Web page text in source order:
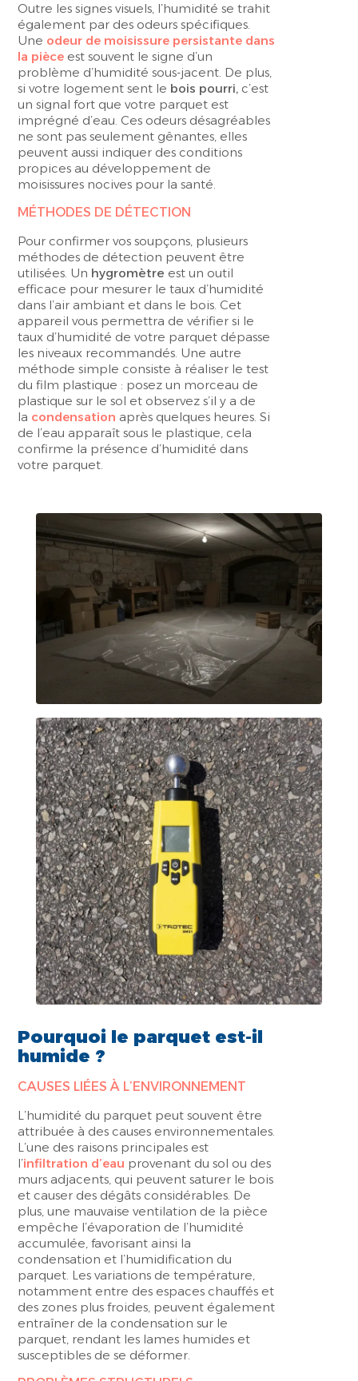
Outre les signes visuels, l’humidité se trahit
également par des odeurs spécifiques.
Une odeur de moisissure persistante dans
la pièce est souvent le signe d’un
problème d’humidité sous-jacent. De plus,
si votre logement sent le bois pourri, c’est
un signal fort que votre parquet est
imprégné d’eau. Ces odeurs désagréables
ne sont pas seulement gênantes, elles
peuvent aussi indiquer des conditions
propices au développement de
moisissures nocives pour la santé.
MÉTHODES DE DÉTECTION
Pour confirmer vos soupçons, plusieurs
méthodes de détection peuvent être
utilisées. Un hygromètre est un outil
efficace pour mesurer le taux d’humidité
dans l’air ambiant et dans le bois. Cet
appareil vous permettra de vérifier si le
taux d’humidité de votre parquet dépasse
les niveaux recommandés. Une autre
méthode simple consiste à réaliser le test
du film plastique : posez un morceau de
plastique sur le sol et observez s’il y a de
la condensation après quelques heures. Si
de l’eau apparaît sous le plastique, cela
confirme la présence d’humidité dans
votre parquet.
Pourquoi le parquet est-il
humide ?
CAUSES LIÉES À L’ENVIRONNEMENT
L’humidité du parquet peut souvent être
attribuée à des causes environnementales.
L’une des raisons principales est
l’infiltration d’eau provenant du sol ou des
murs adjacents, qui peuvent saturer le bois
et causer des dégâts considérables. De
plus, une mauvaise ventilation de la pièce
empêche l’évaporation de l’humidité
accumulée, favorisant ainsi la
condensation et l’humidification du
parquet. Les variations de température,
notamment entre des espaces chauffés et
des zones plus froides, peuvent également
entraîner de la condensation sur le
parquet, rendant les lames humides et
susceptibles de se déformer.